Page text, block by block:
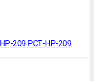
HP-209 РСТ-НР-209